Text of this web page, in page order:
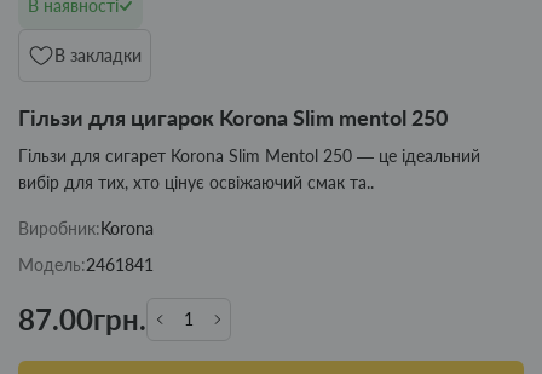
В наявності
В закладки
Гільзи для цигарок Korona Slim mentol 250
Гільзи для сигарет Korona Slim Mentol 250 — це ідеальний
вибір для тих, хто цінує освіжаючий смак та..
Виробник:Korona
Модель:2461841
87.00грн.